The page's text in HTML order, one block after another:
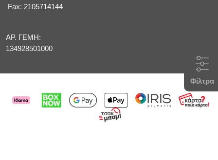
Φίλτρα
Fax: 2105714144
ΑΡ. ΓΕΜΗ:
134928501000